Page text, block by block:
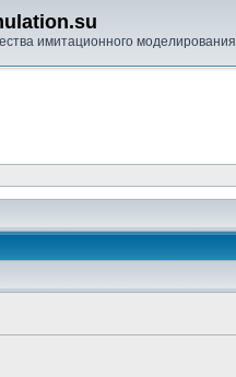
имитационного моделирования